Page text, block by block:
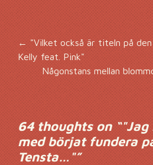
←"Vilket också är titeln på den
Kelly feat. Pink"
Någonstans mellan
64 thoughts on “"Jag
med börjat fundera
Tensta…"”